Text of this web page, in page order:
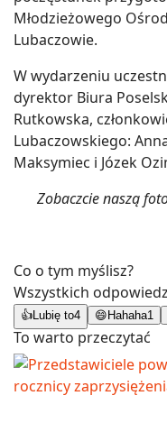
Młodzieżowego
Lubaczowie.
W wydarzeniu
dyrektor Biura
Rutkowska,
Lubaczowskiego:
Maksymiec i Józek
Zobaczcie naszą
Co o tym myślisz?
Wszystkich
👍 Lubię to4 😄 Hahaha1
To warto przeczytać